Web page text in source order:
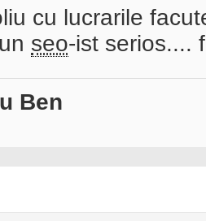
cu lucrarile
seo-ist serios....
Ben